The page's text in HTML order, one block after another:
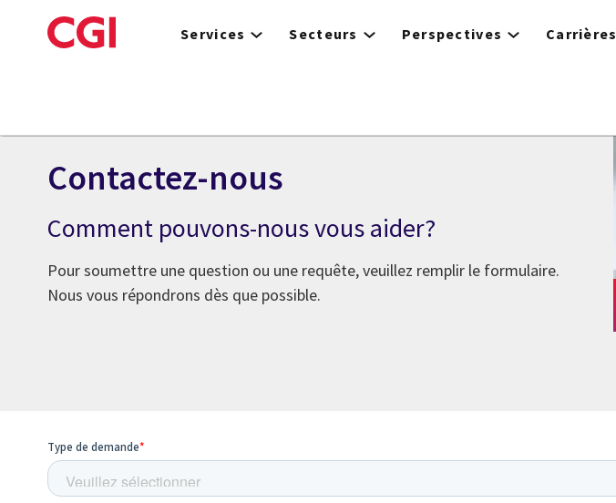
to
Services Secteurs Perspectives Carrières
Contactez-nous
Comment pouvons-nous vous aider?
Pour soumettre une question ou une requête, veuillez remplir le formulaire.
Nous vous répondrons dès que possible.